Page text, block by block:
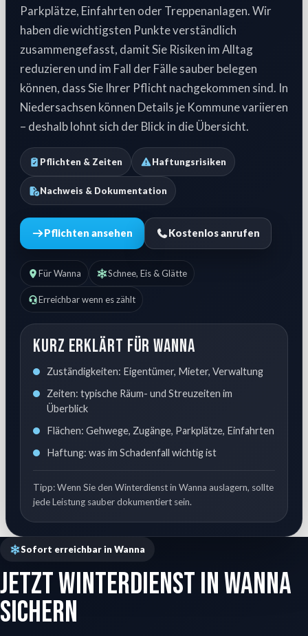
Parkplätze, Einfahrten oder Treppenanlagen. Wir
haben die wichtigsten Punkte verständlich
zusammengefasst, damit Sie Risiken im Alltag
reduzieren und im Fall der Fälle sauber belegen
können, dass Sie Ihrer Pflicht nachgekommen sind. In
Niedersachsen können Details je Kommune variieren
– deshalb lohnt sich der Blick in die Übersicht.
Pflichten & Zeiten Haftungsrisiken
Nachweis & Dokumentation
Pflichten ansehen Kostenlos anrufen
Für Wanna Schnee, Eis & Glätte
Erreichbar wenn es zählt
Kurz erklärt für Wanna
Zuständigkeiten: Eigentümer, Mieter, Verwaltung
Zeiten: typische Räum- und Streuzeiten im
Überblick
Flächen: Gehwege, Zugänge, Parkplätze, Einfahrten
Haftung: was im Schadenfall wichtig ist
Tipp: Wenn Sie den Winterdienst in Wanna auslagern, sollte
jede Leistung sauber dokumentiert sein.
Sofort erreichbar in Wanna
Jetzt Winterdienst in Wanna
sichern